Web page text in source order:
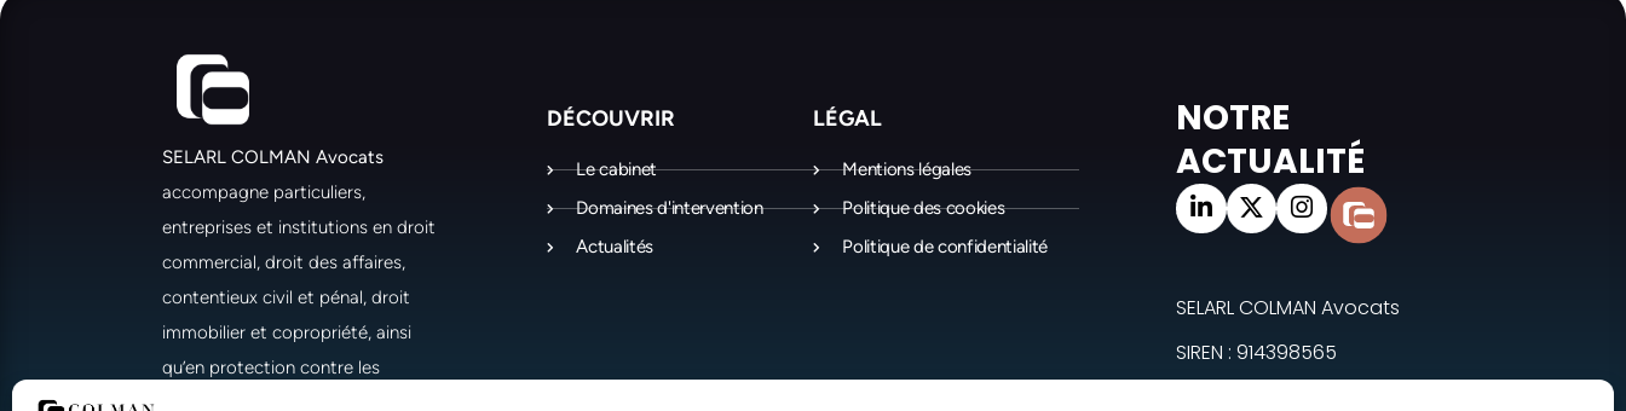
SELARL COLMAN Avocats
accompagne particuliers,
entreprises et institutions en droit
commercial, droit des affaires,
contentieux civil et pénal, droit
immobilier et copropriété, ainsi
qu’en protection contre les
DÉCOUVRIR
Le cabinet
Domaines d'intervention
Actualités
LÉGAL
Mentions légales
Politique des cookies
Politique de confidentialité
NOTRE
ACTUALITÉ
SELARL COLMAN Avocats
SIREN : 914398565